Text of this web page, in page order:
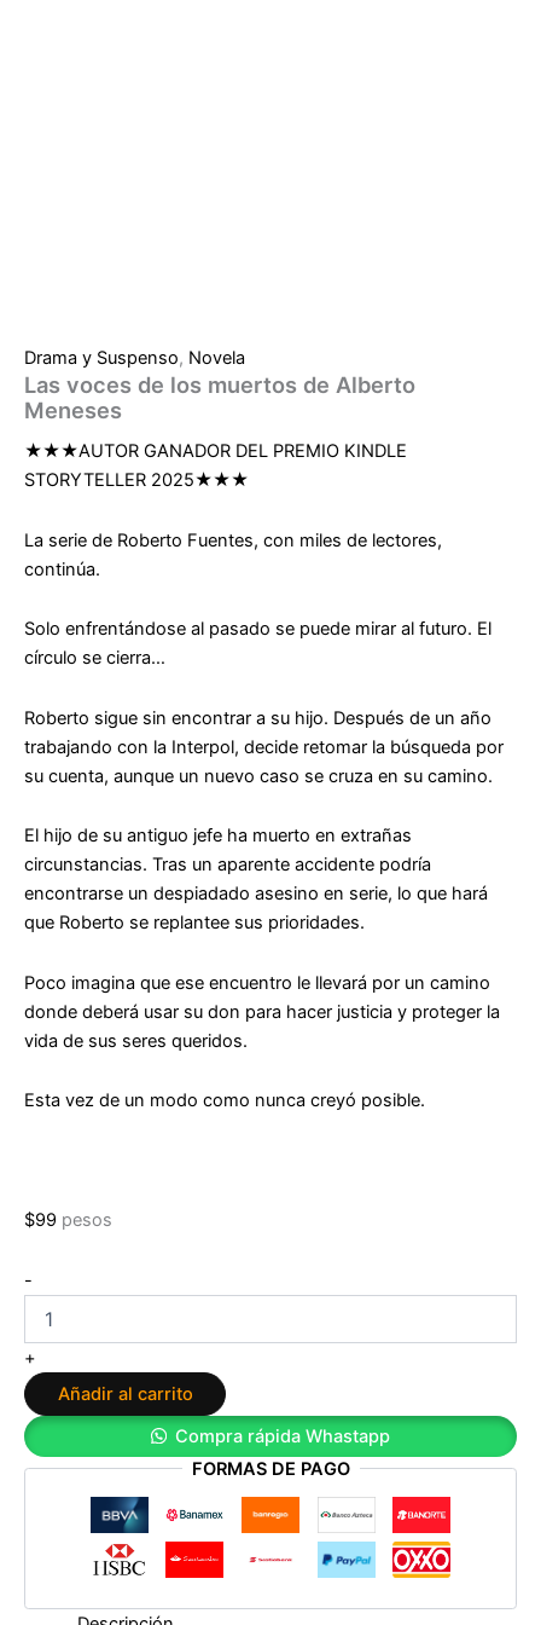
Drama y Suspenso, Novela
Las voces de los muertos de Alberto
Meneses
★★★AUTOR GANADOR DEL PREMIO KINDLE
STORYTELLER 2025★★★
La serie de Roberto Fuentes, con miles de lectores,
continúa.
Solo enfrentándose al pasado se puede mirar al futuro. El
círculo se cierra…
Roberto sigue sin encontrar a su hijo. Después de un año
trabajando con la Interpol, decide retomar la búsqueda por
su cuenta, aunque un nuevo caso se cruza en su camino.
El hijo de su antiguo jefe ha muerto en extrañas
circunstancias. Tras un aparente accidente podría
encontrarse un despiadado asesino en serie, lo que hará
que Roberto se replantee sus prioridades.
Poco imagina que ese encuentro le llevará por un camino
donde deberá usar su don para hacer justicia y proteger la
vida de sus seres queridos.
Esta vez de un modo como nunca creyó posible.
$99 pesos
-
voces
de
los
muertos
Alberto
cantidad
+
Añadir al carrito
Compra rápida Whastapp
FORMAS DE PAGO